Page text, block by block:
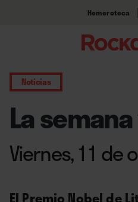
Hemeroteca
Noticias
La
Viernes, 11 de
El Premio Nobel de